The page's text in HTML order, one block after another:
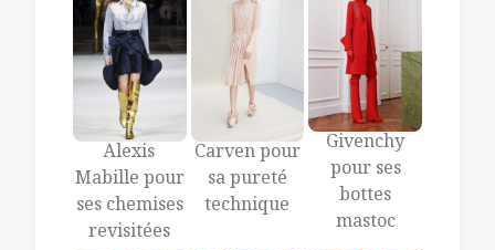
Alexis
Mabille pour
ses chemises
revisitées
Carven pour
sa pureté
technique
Givenchy
pour ses
bottes
mastoc